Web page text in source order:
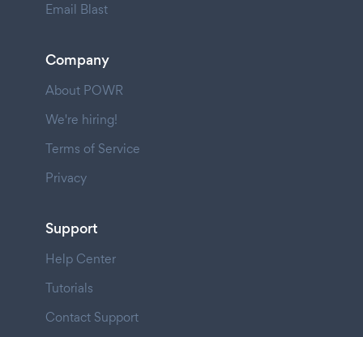
Email Blast
Company
About POWR
We're hiring!
Terms of Service
Privacy
Support
Help Center
Tutorials
Contact Support